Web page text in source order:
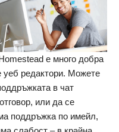
е много добра
уеб редактори. Можете
в чат
или да се
поддръжка по имейл,